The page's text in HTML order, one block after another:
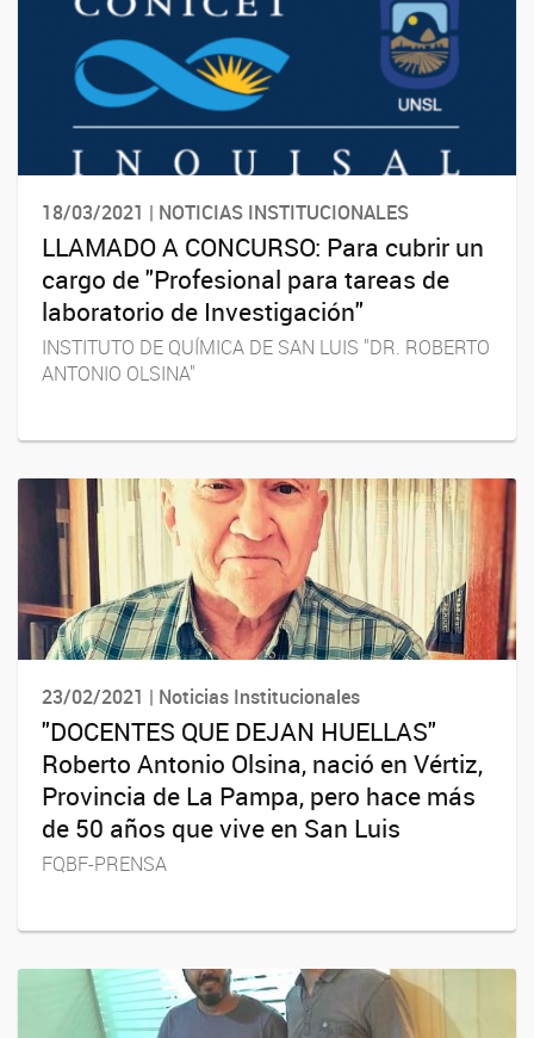
18/03/2021 | NOTICIAS INSTITUCIONALES
LLAMADO A CONCURSO: Para cubrir un
cargo de "Profesional para tareas de
laboratorio de Investigación"
INSTITUTO DE QUÍMICA DE SAN LUIS "DR. ROBERTO
ANTONIO OLSINA"
23/02/2021 | Noticias Institucionales
"DOCENTES QUE DEJAN HUELLAS"
Roberto Antonio Olsina, nació en Vértiz,
Provincia de La Pampa, pero hace más
de 50 años que vive en San Luis
FQBF-PRENSA